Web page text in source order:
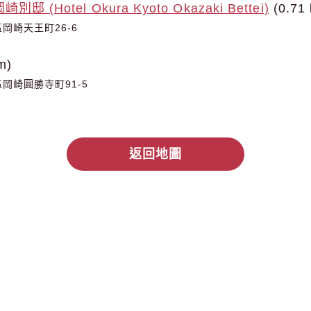
崎別邸 (Hotel Okura Kyoto Okazaki Bettei) (0.71
崎天王町26-6
崎圓勝寺町91-5
返回地圖